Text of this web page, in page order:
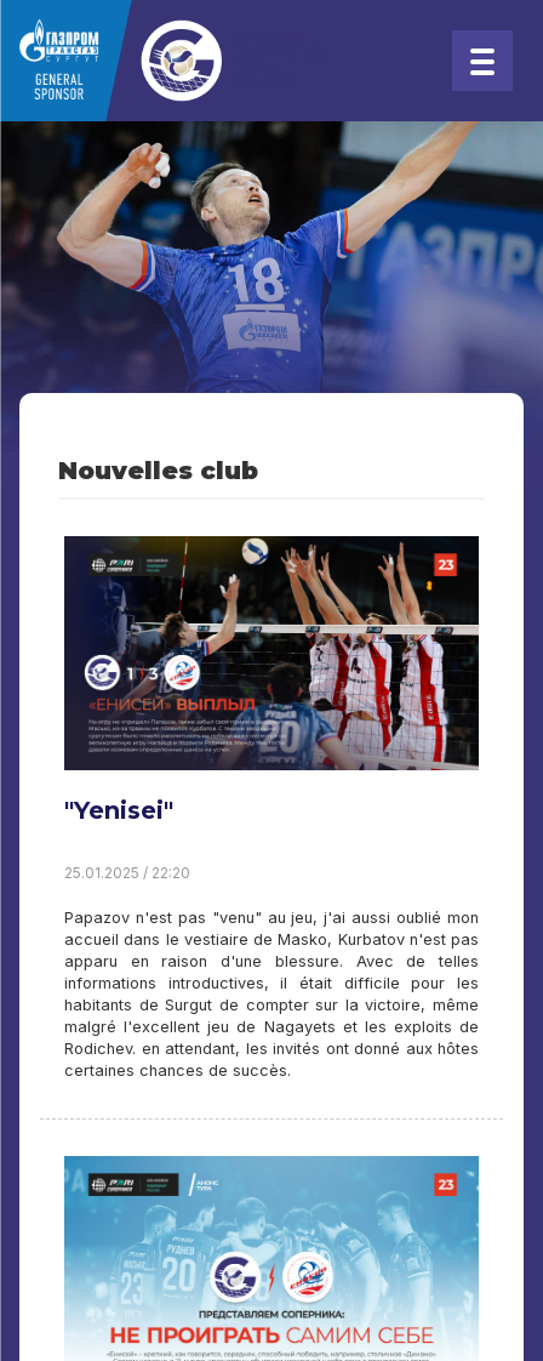
Nouvelles club
"Yenisei"
25.01.2025 / 22:20
Papazov n'est pas "venu" au jeu, j'ai aussi oublié mon
accueil dans le vestiaire de Masko, Kurbatov n'est pas
apparu en raison d'une blessure. Avec de telles
informations introductives, il était difficile pour les
habitants de Surgut de compter sur la victoire, même
malgré l'excellent jeu de Nagayets et les exploits de
Rodichev. en attendant, les invités ont donné aux hôtes
certaines chances de succès.